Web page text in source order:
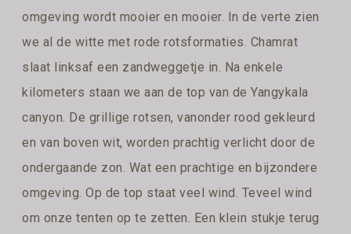
omgeving wordt mooier en mooier. In de verte zien
we al de witte met rode rotsformaties. Chamrat
slaat linksaf een zandweggetje in. Na enkele
kilometers staan we aan de top van de Yangykala
canyon. De grillige rotsen, vanonder rood gekleurd
en van boven wit, worden prachtig verlicht door de
ondergaande zon. Wat een prachtige en bijzondere
omgeving. Op de top staat veel wind. Teveel wind
om onze tenten op te zetten. Een klein stukje terug